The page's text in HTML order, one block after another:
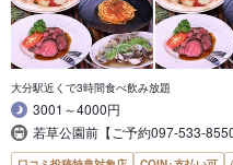
大分駅近くで3時間食べ飲み放題
3001～4000円
若草公園前【ご予約097-533-8550